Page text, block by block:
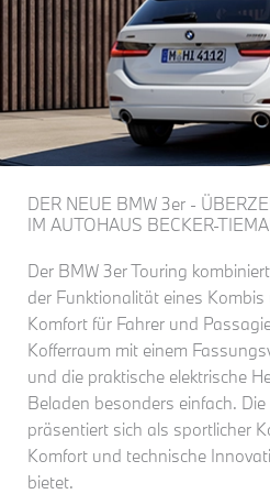
DER NEUE BMW 3er -
IM AUTOHAUS BECKER-
Der BMW 3er Touring
der Funktionalität eines
Komfort für Fahrer und
Kofferraum mit einem
und die praktische elektrische
Beladen besonders einfach.
präsentiert sich als sportlicher
Komfort und technische
bietet.